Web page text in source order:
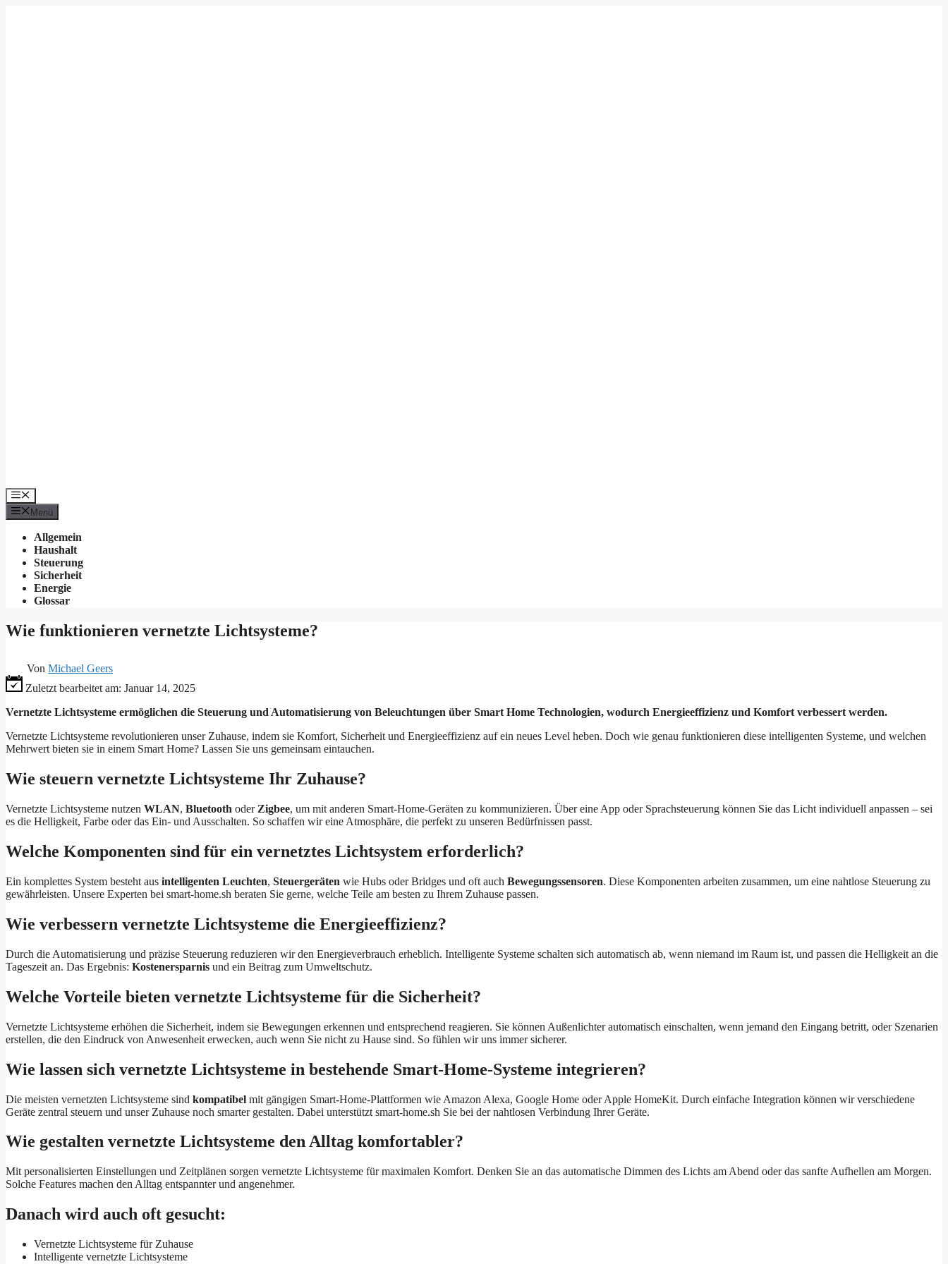
Menü
Menü
Allgemein
Haushalt
Steuerung
Sicherheit
Energie
Glossar
Wie funktionieren vernetzte Lichtsysteme?
Von Michael Geers
Zuletzt bearbeitet am: Januar 14, 2025
Vernetzte Lichtsysteme ermöglichen die Steuerung und Automatisierung von Beleuchtungen über Smart Home Technologien, wodurch Energieeffizienz und Komfort verbessert werden.
Vernetzte Lichtsysteme revolutionieren unser Zuhause, indem sie Komfort, Sicherheit und Energieeffizienz auf ein neues Level heben. Doch wie genau funktionieren diese intelligenten Systeme, und welchen
Mehrwert bieten sie in einem Smart Home? Lassen Sie uns gemeinsam eintauchen.
Wie steuern vernetzte Lichtsysteme Ihr Zuhause?
Vernetzte Lichtsysteme nutzen WLAN, Bluetooth oder Zigbee, um mit anderen Smart-Home-Geräten zu kommunizieren. Über eine App oder Sprachsteuerung können Sie das Licht individuell anpassen – sei
es die Helligkeit, Farbe oder das Ein- und Ausschalten. So schaffen wir eine Atmosphäre, die perfekt zu unseren Bedürfnissen passt.
Welche Komponenten sind für ein vernetztes Lichtsystem erforderlich?
Ein komplettes System besteht aus intelligenten Leuchten, Steuergeräten wie Hubs oder Bridges und oft auch Bewegungssensoren. Diese Komponenten arbeiten zusammen, um eine nahtlose Steuerung zu
gewährleisten. Unsere Experten bei smart-home.sh beraten Sie gerne, welche Teile am besten zu Ihrem Zuhause passen.
Wie verbessern vernetzte Lichtsysteme die Energieeffizienz?
Durch die Automatisierung und präzise Steuerung reduzieren wir den Energieverbrauch erheblich. Intelligente Systeme schalten sich automatisch ab, wenn niemand im Raum ist, und passen die Helligkeit an die
Tageszeit an. Das Ergebnis: Kostenersparnis und ein Beitrag zum Umweltschutz.
Welche Vorteile bieten vernetzte Lichtsysteme für die Sicherheit?
Vernetzte Lichtsysteme erhöhen die Sicherheit, indem sie Bewegungen erkennen und entsprechend reagieren. Sie können Außenlichter automatisch einschalten, wenn jemand den Eingang betritt, oder Szenarien
erstellen, die den Eindruck von Anwesenheit erwecken, auch wenn Sie nicht zu Hause sind. So fühlen wir uns immer sicherer.
Wie lassen sich vernetzte Lichtsysteme in bestehende Smart-Home-Systeme integrieren?
Die meisten vernetzten Lichtsysteme sind kompatibel mit gängigen Smart-Home-Plattformen wie Amazon Alexa, Google Home oder Apple HomeKit. Durch einfache Integration können wir verschiedene
Geräte zentral steuern und unser Zuhause noch smarter gestalten. Dabei unterstützt smart-home.sh Sie bei der nahtlosen Verbindung Ihrer Geräte.
Wie gestalten vernetzte Lichtsysteme den Alltag komfortabler?
Mit personalisierten Einstellungen und Zeitplänen sorgen vernetzte Lichtsysteme für maximalen Komfort. Denken Sie an das automatische Dimmen des Lichts am Abend oder das sanfte Aufhellen am Morgen.
Solche Features machen den Alltag entspannter und angenehmer.
Danach wird auch oft gesucht:
Vernetzte Lichtsysteme für Zuhause
Intelligente vernetzte Lichtsysteme